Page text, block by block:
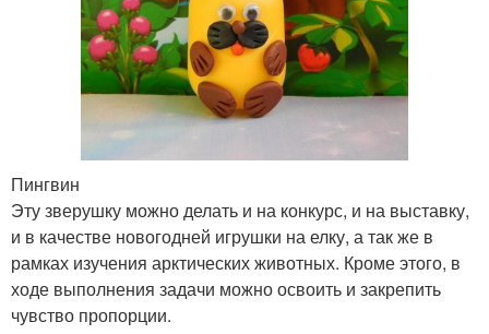
Пингвин
Эту зверушку можно делать и на конкурс, и на выставку,
и в качестве новогодней игрушки на елку, а так же в
рамках изучения арктических животных. Кроме этого, в
ходе выполнения задачи можно освоить и закрепить
чувство пропорции.